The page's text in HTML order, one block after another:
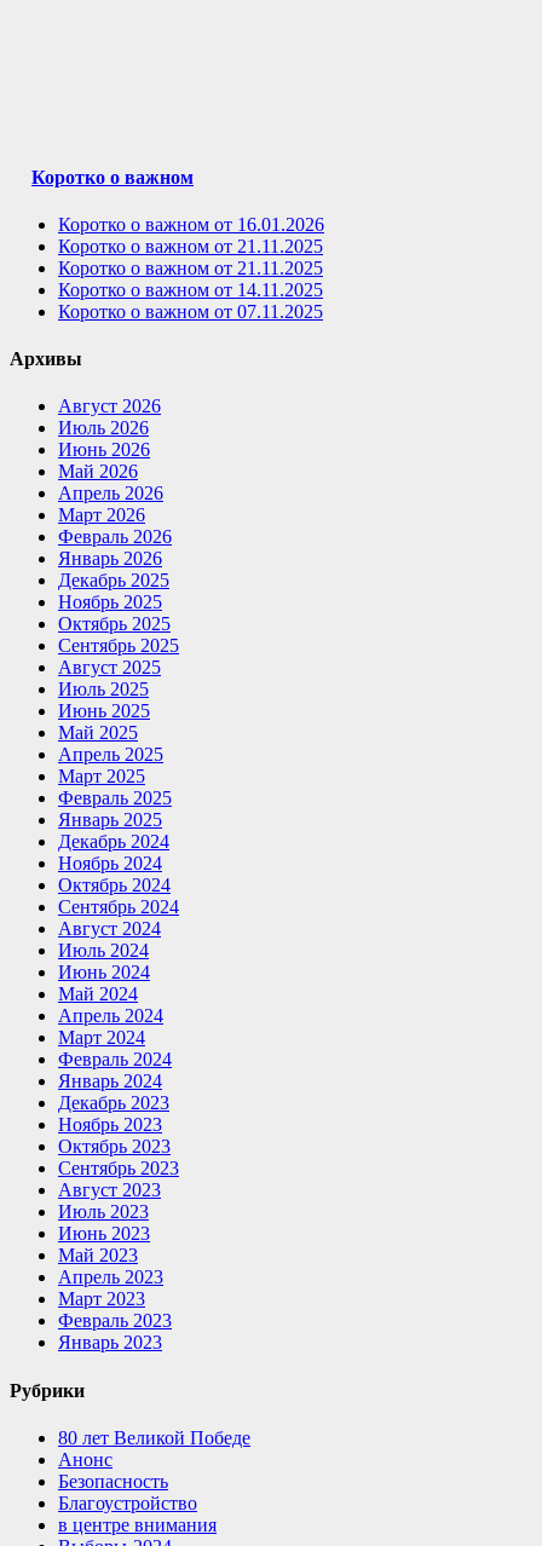
Коротко о важном
Коротко о важном от 16.01.2026
Коротко о важном от 21.11.2025
Коротко о важном от 21.11.2025
Коротко о важном от 14.11.2025
Коротко о важном от 07.11.2025
Архивы
Август 2026
Июль 2026
Июнь 2026
Май 2026
Апрель 2026
Март 2026
Февраль 2026
Январь 2026
Декабрь 2025
Ноябрь 2025
Октябрь 2025
Сентябрь 2025
Август 2025
Июль 2025
Июнь 2025
Май 2025
Апрель 2025
Март 2025
Февраль 2025
Январь 2025
Декабрь 2024
Ноябрь 2024
Октябрь 2024
Сентябрь 2024
Август 2024
Июль 2024
Июнь 2024
Май 2024
Апрель 2024
Март 2024
Февраль 2024
Январь 2024
Декабрь 2023
Ноябрь 2023
Октябрь 2023
Сентябрь 2023
Август 2023
Июль 2023
Июнь 2023
Май 2023
Апрель 2023
Март 2023
Февраль 2023
Январь 2023
Рубрики
80 лет Великой Победе
Анонс
Безопасность
Благоустройство
в центре внимания